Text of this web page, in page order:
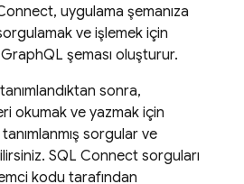
, uygulama şemanıza
ve işlemek için
şeması oluşturur.
sonra,
okumak ve yazmak için
sorgular ve
SQL Connect sorguları
kodu tarafından